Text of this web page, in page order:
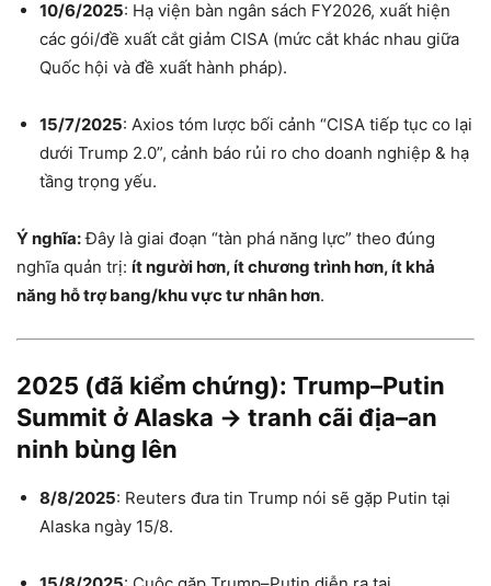
10/6/2025: Hạ viện bàn ngân sách FY2026, xuất hiện
các gói/đề xuất cắt giảm CISA (mức cắt khác nhau giữa
Quốc hội và đề xuất hành pháp).
15/7/2025: Axios tóm lược bối cảnh “CISA tiếp tục co lại
dưới Trump 2.0”, cảnh báo rủi ro cho doanh nghiệp & hạ
tầng trọng yếu.
Ý nghĩa:Đây là giai đoạn “tàn phá năng lực” theo đúng
nghĩa quản trị: ít người hơn, ít chương trình hơn, ít khả
năng hỗ trợ bang/khu vực tư nhân hơn.
2025 (đã kiểm chứng): Trump–Putin
Summit ở Alaska → tranh cãi địa–an
ninh bùng lên
8/8/2025: Reuters đưa tin Trump nói sẽ gặp Putin tại
Alaska ngày 15/8.